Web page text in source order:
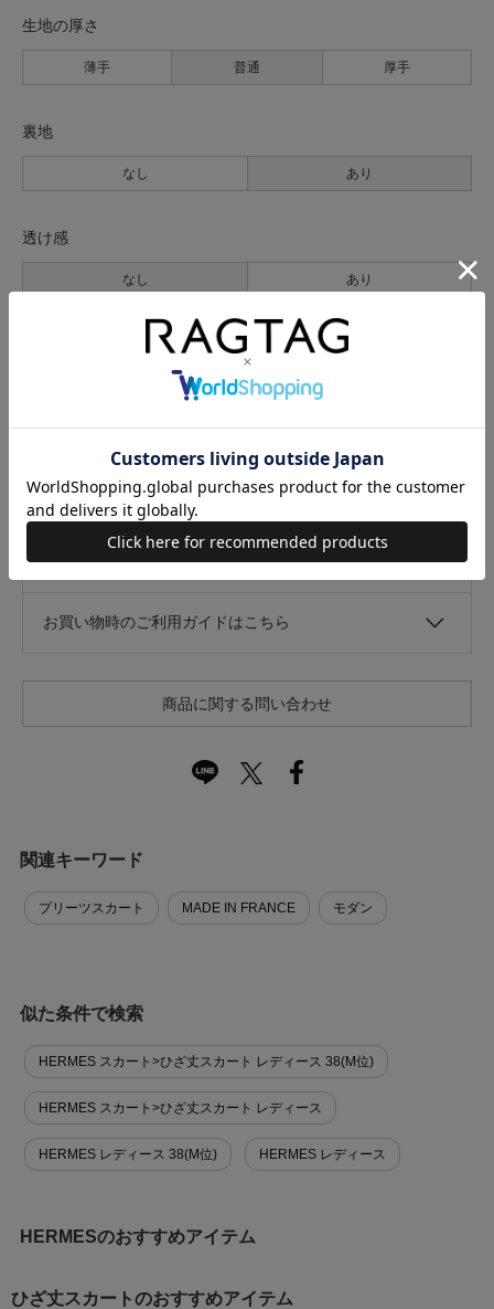
生地の厚さ
薄手 普通 厚手
裏地
なし あり
透け感
なし あり
なし あり
キャンセル・返品について
お買い物時のご利用ガイドはこちら
商品に関する問い合わせ
関連キーワード
プリーツスカート MADE IN FRANCE モダン
似た条件で検索
HERMES スカート>ひざ丈スカート レディース 38(M位)
HERMES スカート>ひざ丈スカート レディース
HERMES レディース 38(M位) HERMES レディース
HERMESのおすすめアイテム
ひざ丈スカートのおすすめアイテム